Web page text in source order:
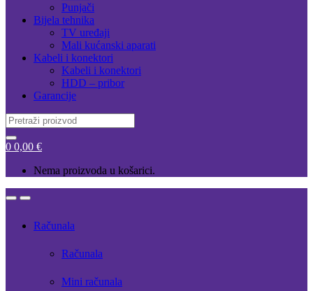
Punjači
Bijela tehnika
TV uređaji
Mali kućanski aparati
Kabeli i konektori
Kabeli i konektori
HDD – pribor
Garancije
Search
for:
0 0,00 €
Nema proizvoda u košarici.
OpenClose
Računala
Računala
Mini računala